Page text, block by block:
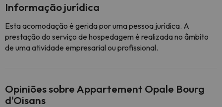
Informação jurídica
Esta acomodação é gerida por uma pessoa jurídica. A
prestação do serviço de hospedagem é realizada no âmbito
de uma atividade empresarial ou profissional.
Opiniões sobre Appartement Opale Bourg
d'Oisans